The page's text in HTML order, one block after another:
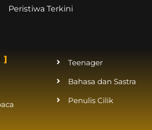
Peristiwa Terkini
Teenager
Bahasa dan Sastra
Penulis Cilik